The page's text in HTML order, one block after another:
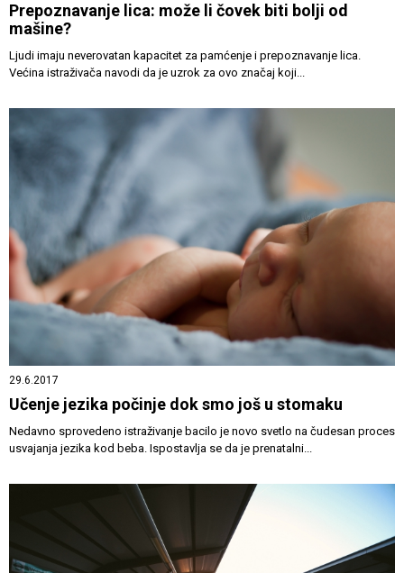
Prepoznavanje lica: može li čovek biti bolji od
mašine?
Ljudi imaju neverovatan kapacitet za pamćenje i prepoznavanje lica.
Većina istraživača navodi da je uzrok za ovo značaj koji...
29.6.2017
Učenje jezika počinje dok smo još u stomaku
Nedavno sprovedeno istraživanje bacilo je novo svetlo na čudesan proces
usvajanja jezika kod beba. Ispostavlja se da je prenatalni...